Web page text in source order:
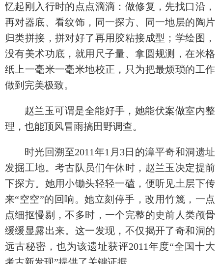
忆起刚入行时的点点滴滴：做修复，先找口沿，
再对器底、看纹饰，同一探方、同一地层的陶片
归类拼接，拼对好了再用胶粘接成型；学绘图，
没有美术功底，就用尺子量、拿圆规测，在米格
纸上一毫米一毫米地校正，只为把最烦琐的工作
做到完美极致。
赵兰玉可谓是全能好手，她能伏案做室内整
理，也能顶风冒雨搞田野调查。
时光回溯至2011年1月3日的漳平奇和洞遗址
发掘工地。考古队员们午休时，赵兰玉决定提前
下探方。她用小锄头轻轻一磕，便听见土层下传
来“空空”的回响。她立刻停手，改用竹篾，一点
点细抠慢剔，不多时，一个完整的史前人类颅骨
缓缓显露出来。这一发现，不仅揭开了奇和洞的
远古秘密，也为该遗址获评2011年度“全国十大